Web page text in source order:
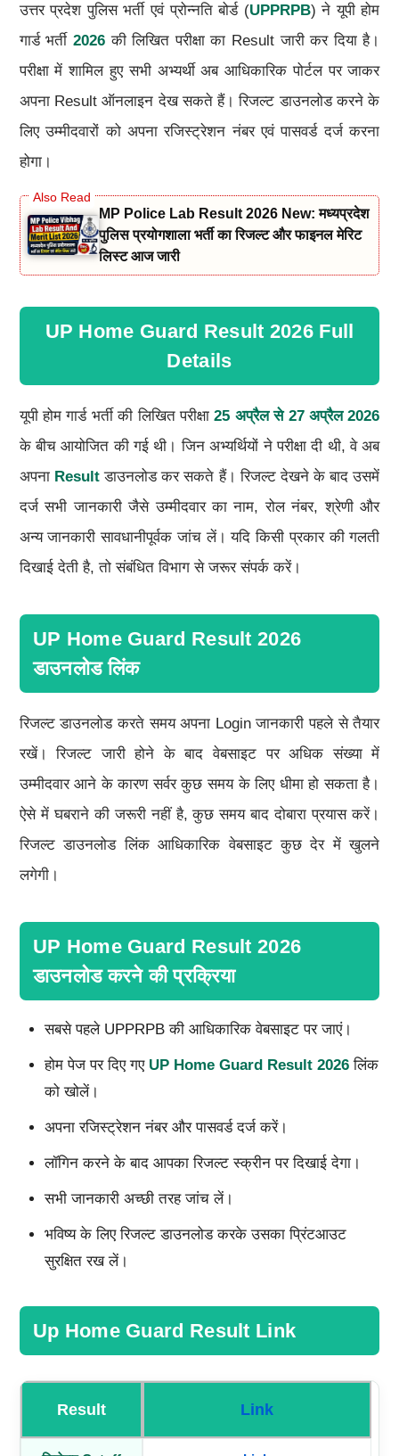
उत्तर प्रदेश पुलिस भर्ती एवं प्रोन्नति बोर्ड (UPPRPB) ने यूपी होम
गार्ड भर्ती 2026की लिखित परीक्षा का Result जारी कर दिया है।
परीक्षा में शामिल हुए सभी अभ्यर्थी अब आधिकारिक पोर्टल पर जाकर
अपना Result ऑनलाइन देख सकते हैं। रिजल्ट डाउनलोड करने के
लिए उम्मीदवारों को अपना रजिस्ट्रेशन नंबर एवं पासवर्ड दर्ज करना
होगा।
MP Police Lab Result 2026 New: मध्यप्रदेश
पुलिस प्रयोगशाला भर्ती का रिजल्ट और फाइनल मेरिट
लिस्ट आज जारी
UP Home Guard Result 2026 Full
Details
यूपी होम गार्ड भर्ती की लिखित परीक्षा25 अप्रैल से 27 अप्रैल 2026
के बीच आयोजित की गई थी। जिन अभ्यर्थियों ने परीक्षा दी थी, वे अब
अपना Resultडाउनलोड कर सकते हैं। रिजल्ट देखने के बाद उसमें
दर्ज सभी जानकारी जैसे उम्मीदवार का नाम, रोल नंबर, श्रेणी और
अन्य जानकारी सावधानीपूर्वक जांच लें। यदि किसी प्रकार की गलती
दिखाई देती है, तो संबंधित विभाग से जरूर संपर्क करें।
UP Home Guard Result 2026
डाउनलोड लिंक
रिजल्ट डाउनलोड करते समय अपना Login जानकारी पहले से तैयार
रखें। रिजल्ट जारी होने के बाद वेबसाइट पर अधिक संख्या में
उम्मीदवार आने के कारण सर्वर कुछ समय के लिए धीमा हो सकता है।
ऐसे में घबराने की जरूरी नहीं है, कुछ समय बाद दोबारा प्रयास करें।
रिजल्ट डाउनलोड लिंक आधिकारिक वेबसाइट कुछ देर में खुलने
लगेगी।
UP Home Guard Result 2026
डाउनलोड करने की प्रक्रिया
सबसे पहले UPPRPB की आधिकारिक वेबसाइट पर जाएं।
होम पेज पर दिए गए UP Home Guard Result 2026लिंक
को खोलें।
अपना रजिस्ट्रेशन नंबर और पासवर्ड दर्ज करें।
लॉगिन करने के बाद आपका रिजल्ट स्क्रीन पर दिखाई देगा।
सभी जानकारी अच्छी तरह जांच लें।
भविष्य के लिए रिजल्ट डाउनलोड करके उसका प्रिंटआउट
सुरक्षित रख लें।
Up Home Guard Result Link
Result Link